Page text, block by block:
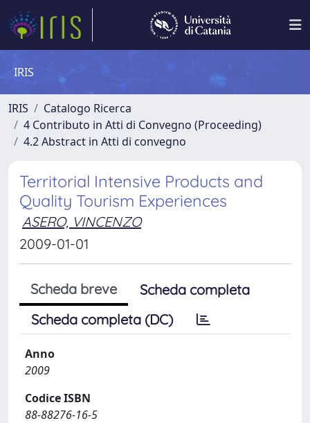
IRIS
IRIS
Catalogo Ricerca
4 Contributo in Atti di Convegno (Proceeding)
4.2 Abstract in Atti di convegno
Territorial Intensive Products and
Quality Tourism Experiences
ASERO, VINCENZO
2009-01-01
Scheda breve
Scheda completa
Scheda completa (DC)
Anno
2009
Codice ISBN
88-88276-16-5